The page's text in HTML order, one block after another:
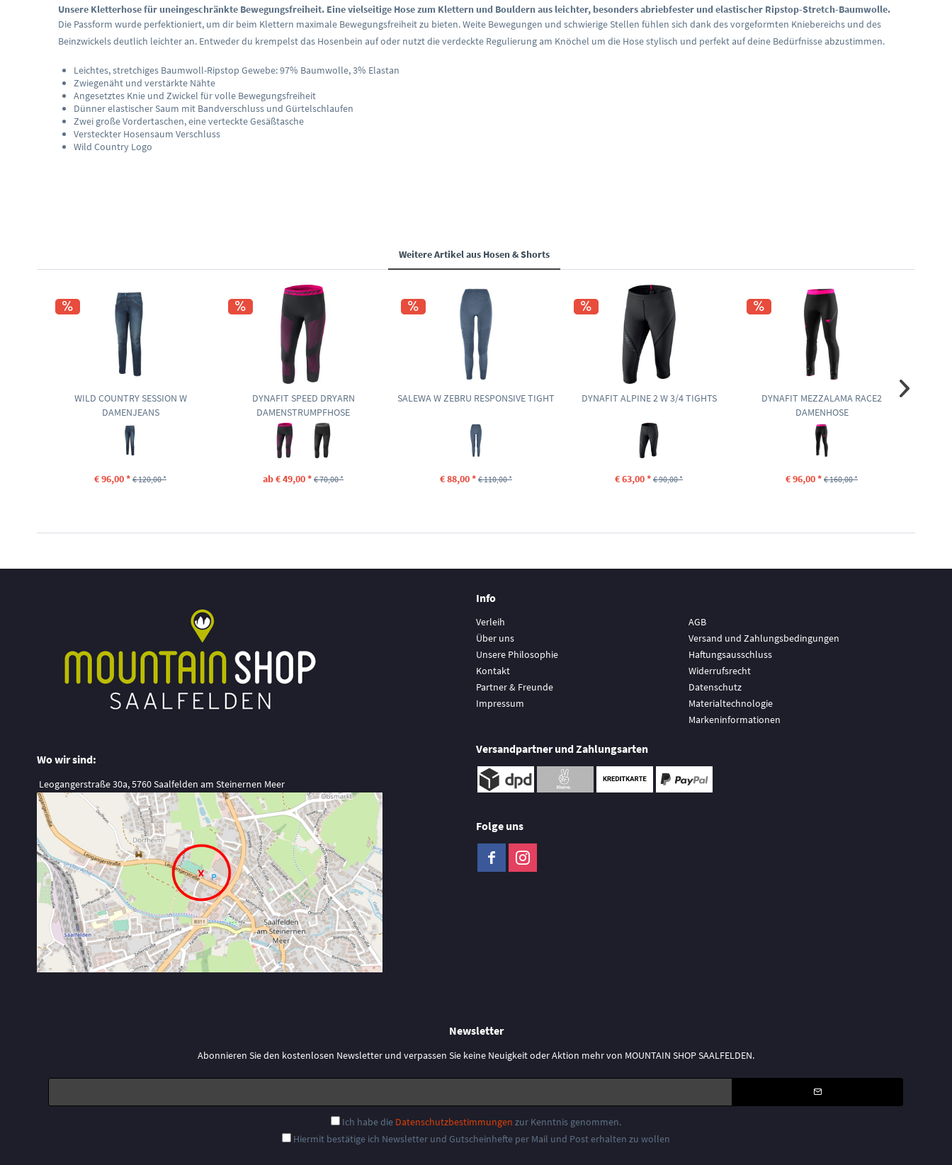
Unsere Kletterhose für uneingeschränkte Bewegungsfreiheit. Eine vielseitige Hose zum Klettern und Bouldern aus leichter, besonders abriebfester und elastischer Ripstop-Stretch-Baumwolle.
Die Passform wurde perfektioniert, um dir beim Klettern maximale Bewegungsfreiheit zu bieten. Weite Bewegungen und schwierige Stellen fühlen sich dank des vorgeformten Kniebereichs und des
Beinzwickels deutlich leichter an. Entweder du krempelst das Hosenbein auf oder nutzt die verdeckte Regulierung am Knöchel um die Hose stylisch und perfekt auf deine Bedürfnisse abzustimmen.
Leichtes, stretchiges Baumwoll-Ripstop Gewebe: 97% Baumwolle, 3% Elastan
Zwiegenäht und verstärkte Nähte
Angesetztes Knie und Zwickel für volle Bewegungsfreiheit
Dünner elastischer Saum mit Bandverschluss und Gürtelschlaufen
Zwei große Vordertaschen, eine verteckte Gesäßtasche
Versteckter Hosensaum Verschluss
Wild Country Logo
Weitere Artikel aus Hosen & Shorts
WILD COUNTRY SESSION W
DAMENJEANS
€ 96,00 * € 120,00 *
DYNAFIT SPEED DRYARN
DAMENSTRUMPFHOSE
ab € 49,00 * € 70,00 *
SALEWA W ZEBRU RESPONSIVE TIGHT
€ 88,00 * € 110,00 *
DYNAFIT ALPINE 2 W 3/4 TIGHTS
€ 63,00 * € 90,00 *
DYNAFIT MEZZALAMA RACE2
DAMENHOSE
€ 96,00 * € 160,00 *
Wo wir sind:
Leogangerstraße 30a, 5760 Saalfelden am Steinernen Meer
Info
Verleih
Über uns
Unsere Philosophie
Kontakt
Partner & Freunde
Impressum
AGB
Versand und Zahlungsbedingungen
Haftungsausschluss
Widerrufsrecht
Datenschutz
Materialtechnologie
Markeninformationen
Versandpartner und Zahlungsarten
Folge uns
Newsletter
Abonnieren Sie den kostenlosen Newsletter und verpassen Sie keine Neuigkeit oder Aktion mehr von MOUNTAIN SHOP SAALFELDEN.
Ich habe die Datenschutzbestimmungen zur Kenntnis genommen.
Hiermit bestätige ich Newsletter und Gutscheinhefte per Mail und Post erhalten zu wollen